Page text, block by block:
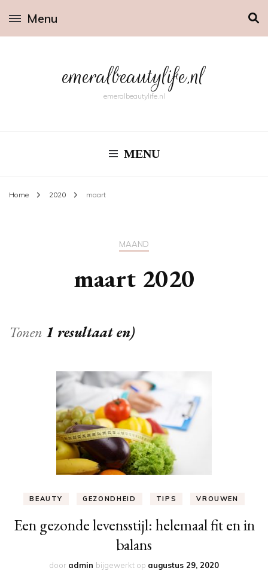
Menu
emeralbeautylife.nl
emeralbeautylife.nl
MENU
Home 2020 maart
MAAND
maart 2020
Tonen 1 resultaat en)
BEAUTY GEZONDHEID TIPS VROUWEN
Een gezonde levensstijl: helemaal fit en in
balans
door admin bijgewerkt op augustus 29, 2020